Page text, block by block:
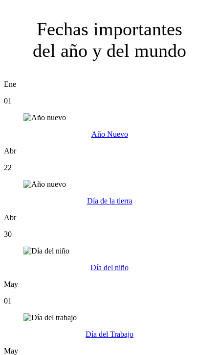
Fechas importantes
del año y del mundo
Ene
01
Año Nuevo
Abr
22
Día de la tierra
Abr
30
Día del niño
May
01
Día del Trabajo
May